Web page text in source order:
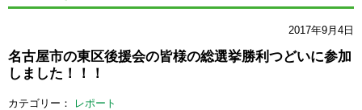
2017年9月4日
名古屋市の東区後援会の皆様の総選挙勝利つどいに参加
しました！！！
カテゴリー： レポート